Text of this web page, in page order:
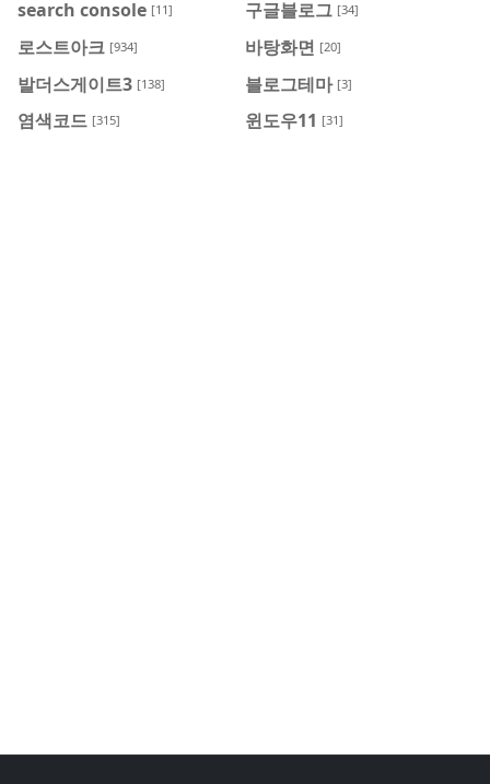
search console [11] 구글블로그 [34]
로스트아크 [934] 바탕화면 [20]
발더스게이트3 [138] 블로그테마 [3]
염색코드 [315] 윈도우11 [31]